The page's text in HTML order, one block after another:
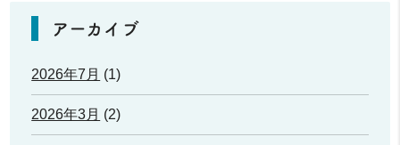
アーカイブ
2026年7月 (1)
2026年3月 (2)